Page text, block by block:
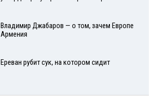
Владимир Джабаров — о том, зачем Европе
Армения
Ереван рубит сук, на котором сидит